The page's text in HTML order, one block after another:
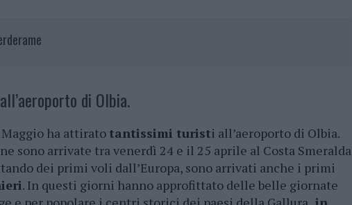
di Olbia.
ha attirato tantissimi turisti all’aeroporto di Olbia.
sono arrivate tra venerdì 24 e il 25 aprile al Costa Smeralda
dei primi voli dall’Europa, sono arrivati anche i primi
. In questi giorni hanno approfittato delle belle giornate